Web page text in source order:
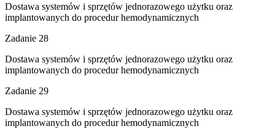
Dostawa systemów i sprzętów jednorazowego użytku oraz
implantowanych do procedur hemodynamicznych
Zadanie 28
Dostawa systemów i sprzętów jednorazowego użytku oraz
implantowanych do procedur hemodynamicznych
Zadanie 29
Dostawa systemów i sprzętów jednorazowego użytku oraz
implantowanych do procedur hemodynamicznych